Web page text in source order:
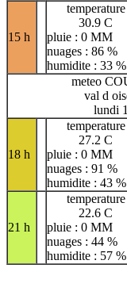
15 h
temperature
30.9 C
pluie : 0 MM
nuages : 86 %
humidite : 33 %
meteo
val d
lundi
18 h
temperature
27.2 C
pluie : 0 MM
nuages : 91 %
humidite : 43 %
21 h
temperature
22.6 C
pluie : 0 MM
nuages : 44 %
humidite : 57 %